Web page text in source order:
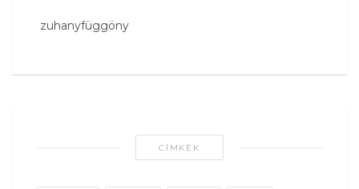
zuhanyfüggöny
CÍMKÉK